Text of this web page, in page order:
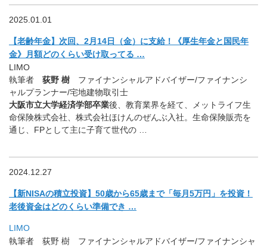
2025.01.01
【老齢年金】次回、2月14日（金）に支給！《厚生年金と国民年
金》月額どのくらい受け取ってる …
LIMO
執筆者 荻野 樹 ファイナンシャルアドバイザー/ファイナンシ
ャルプランナー/宅地建物取引士
大阪市立大学経済学部卒業後、教育業界を経て、メットライフ生
命保険株式会社、株式会社ほけんのぜんぶ入社。生命保険販売を
通じ、FPとして主に子育て世代の …
2024.12.27
【新NISAの積立投資】50歳から65歳まで「毎月5万円」 を投資！
老後資金はどのくらい準備でき …
LIMO
執筆者 荻野 樹 ファイナンシャルアドバイザー/ファイナンシャ